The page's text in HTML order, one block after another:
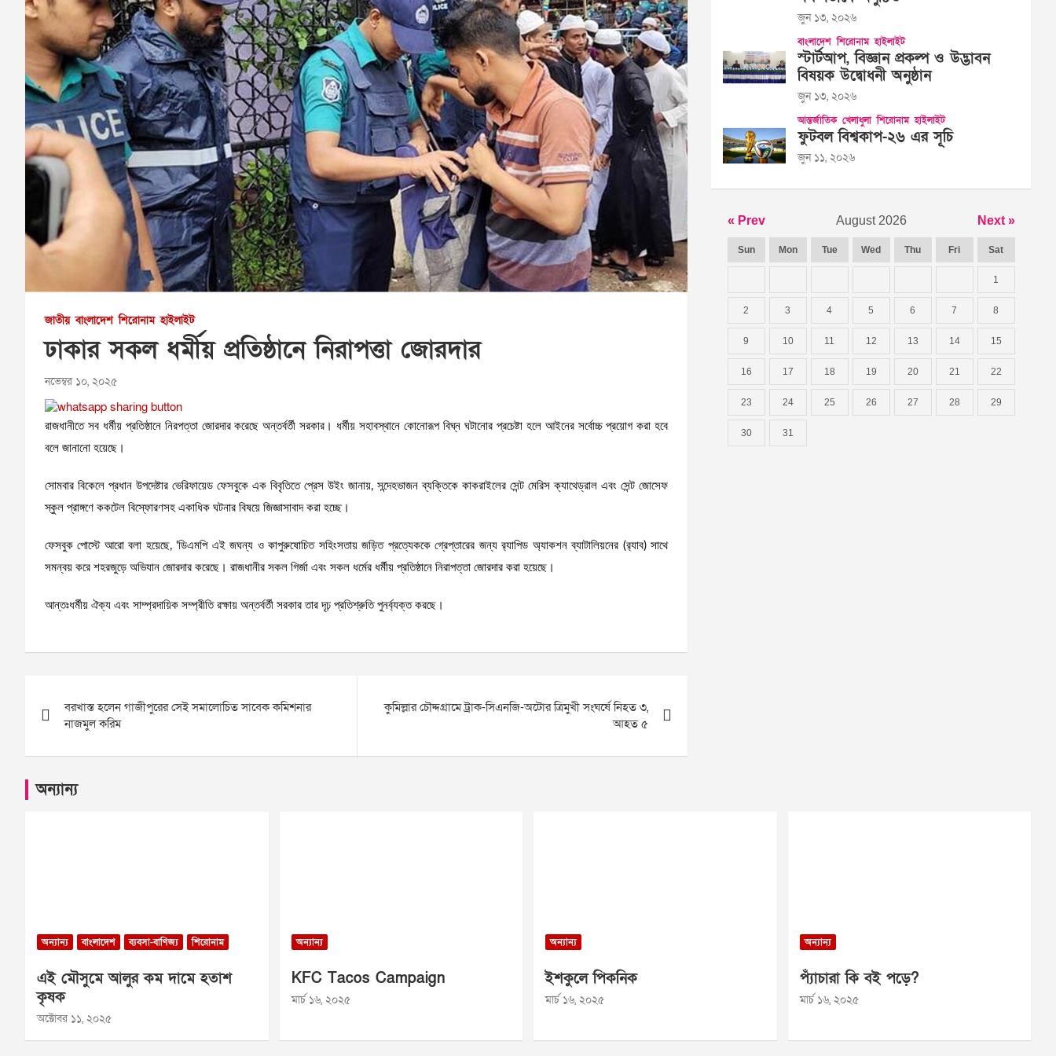
জাতীয় বাংলাদেশ শিরোনাম হাইলাইট
ঢাকার সকল ধর্মীয় প্রতিষ্ঠানে নিরাপত্তা জোরদার
নভেম্বর ১০, ২০২৫
রাজধানীতে সব ধর্মীয় প্রতিষ্ঠানে নিরপত্তা জোরদার করেছে অন্তর্বর্তী সরকার। ধর্মীয় সহাবস্থানে কোনোরূপ বিঘ্ন ঘটানোর প্রচেষ্টা হলে আইনের সর্বোচ্চ প্রয়োগ করা হবে
বলে জানানো হয়েছে।
সোমবার বিকেলে প্রধান উপদেষ্টার ভেরিফায়েড ফেসবুকে এক বিবৃতিতে প্রেস উইং জানায়, সন্দেহভাজন ব্যক্তিকে কাকরাইলের সেন্ট মেরিস ক্যাথেড্রাল এবং সেন্ট জোসেফ
স্কুল প্রাঙ্গণে ককটেল বিস্ফোরণসহ একাধিক ঘটনার বিষয়ে জিজ্ঞাসাবাদ করা হচ্ছে।
ফেসবুক পোস্টে আরো বলা হয়েছে, ‘ডিএমপি এই জঘন্য ও কাপুরুষোচিত সহিংসতায় জড়িত প্রত্যেককে গ্রেপ্তারের জন্য র‍্যাপিড অ্যাকশন ব্যাটালিয়নের (র‍্যাব) সাথে
সমন্বয় করে শহরজুড়ে অভিযান জোরদার করেছে। রাজধানীর সকল গির্জা এবং সকল ধর্মের ধর্মীয় প্রতিষ্ঠানে নিরাপত্তা জোরদার করা হয়েছে।
আন্তঃধর্মীয় ঐক্য এবং সাম্প্রদায়িক সম্প্রীতি রক্ষায় অন্তর্বর্তী সরকার তার দৃঢ় প্রতিশ্রুতি পুনর্ব্যক্ত করছে।
navigation
বরখাস্ত হলেন গাজীপুরের সেই সমালোচিত সাবেক কমিশনার
নাজমুল করিম
কুমিল্লার চৌদ্দগ্রামে ট্রাক-সিএনজি-অটোর ত্রিমুখী সংঘর্ষে নিহত ৩,
আহত ৫
জুন ১৩, ২০২৬
বাংলাদেশ শিরোনাম হাইলাইট
স্টার্টআপ, বিজ্ঞান প্রকল্প ও উদ্ভাবন
বিষয়ক উদ্বোধনী অনুষ্ঠান
জুন ১৩, ২০২৬
আন্তর্জাতিক খেলাধুলা শিরোনাম হাইলাইট
ফুটবল বিশ্বকাপ-২৬ এর সূচি
জুন ১১, ২০২৬
« Prev August 2026 Next »
Sun Mon Tue Wed Thu Fri Sat
1
2 3 4 5 6 7 8
9 10 11 12 13 14 15
16 17 18 19 20 21 22
23 24 25 26 27 28 29
30 31
অন্যান্য
অন্যান্য বাংলাদেশ ব্যবসা-বাণিজ্য শিরোনাম
এই মৌসুমে আলুর কম দামে হতাশ
কৃষক
অক্টোবর ১১, ২০২৫
অন্যান্য
KFC Tacos Campaign
মার্চ ১৬, ২০২৫
অন্যান্য
ইশকুলে পিকনিক
মার্চ ১৬, ২০২৫
অন্যান্য
প্যাঁচারা কি বই পড়ে?
মার্চ ১৬, ২০২৫